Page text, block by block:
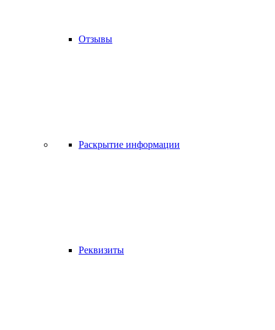
Отзывы
Раскрытие информации
Реквизиты